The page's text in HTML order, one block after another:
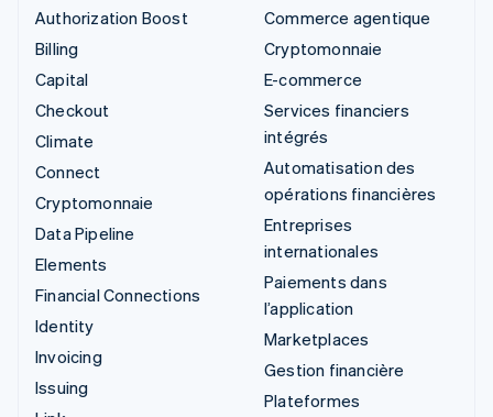
Authorization Boost
Billing
Capital
Checkout
Climate
Connect
Cryptomonnaie
Data Pipeline
Elements
Financial Connections
Identity
Invoicing
Issuing
Commerce agentique
Cryptomonnaie
E-commerce
Services financiers
intégrés
Automatisation des
opérations financières
Entreprises
internationales
Paiements dans
l’application
Marketplaces
Gestion financière
Plateformes